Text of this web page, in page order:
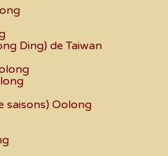
Ding) de Taiwan
saisons) Oolong